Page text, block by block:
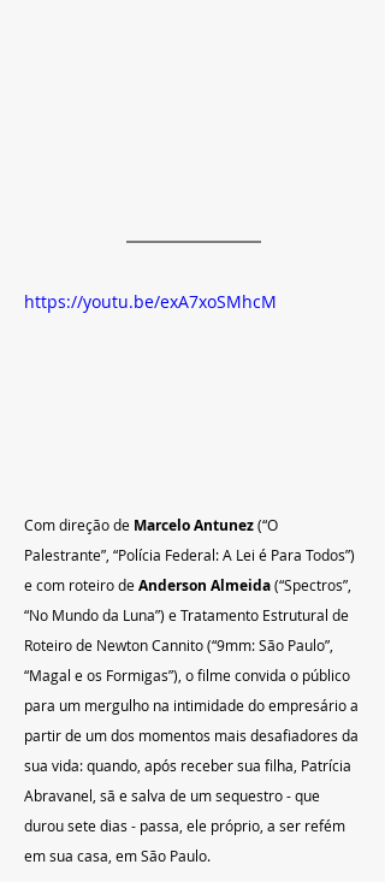
https://youtu.be/exA7xoSMhcM
Com direção de Marcelo Antunez (“O
Palestrante”, “Polícia Federal: A Lei é Para Todos”)
e com roteiro de Anderson Almeida (“Spectros”,
“No Mundo da Luna”) e Tratamento Estrutural de
Roteiro de Newton Cannito (“9mm: São Paulo”,
“Magal e os Formigas”), o filme convida o público
para um mergulho na intimidade do empresário a
partir de um dos momentos mais desafiadores da
sua vida: quando, após receber sua filha, Patrícia
Abravanel, sã e salva de um sequestro - que
durou sete dias - passa, ele próprio, a ser refém
em sua casa, em São Paulo.